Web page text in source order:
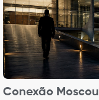
Conexão Moscou